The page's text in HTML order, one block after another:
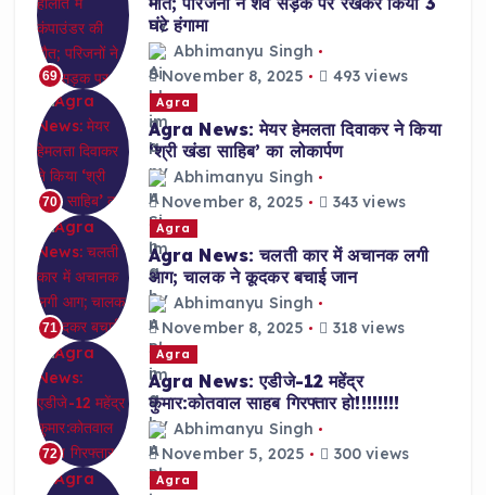
69
घंटे हंगामा
Abhimanyu Singh
November 8, 2025
493 views
70
Agra
Agra News: मेयर हेमलता दिवाकर ने किया
‘श्री खंडा साहिब’ का लोकार्पण
Abhimanyu Singh
November 8, 2025
343 views
71
Agra
Agra News: चलती कार में अचानक लगी
आग; चालक ने कूदकर बचाई जान
Abhimanyu Singh
November 8, 2025
318 views
72
Agra
Agra News: एडीजे-12 महेंद्र
कुमार:कोतवाल साहब गिरफ्तार हो!!!!!!!!
Abhimanyu Singh
November 5, 2025
300 views
Agra